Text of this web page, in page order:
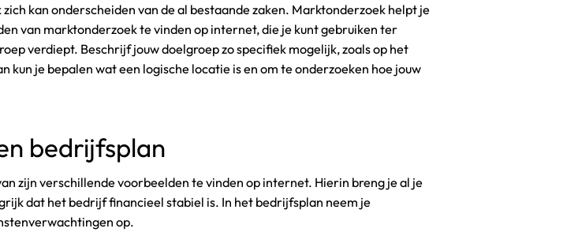
kan onderscheiden van de al bestaande zaken. Marktonderzoek helpt je
van marktonderzoek te vinden op internet, die je kunt gebruiken ter
verdiept. Beschrijf jouw doelgroep zo specifiek mogelijk, zoals op het
je bepalen wat een logische locatie is en om te onderzoeken hoe jouw
bedrijfsplan
zijn verschillende voorbeelden te vinden op internet. Hierin breng je al je
dat het bedrijf financieel stabiel is. In het bedrijfsplan neem je
op.